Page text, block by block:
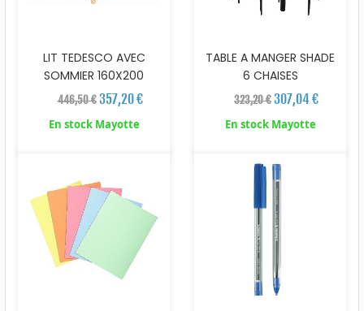
LIT TEDESCO AVEC
SOMMIER 160X200
446,50 € 357,20 €
En stock Mayotte
TABLE A MANGER SHADE
6 CHAISES
323,20 €307,04 €
En stock Mayotte